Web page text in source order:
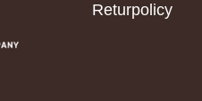
Returpolicy